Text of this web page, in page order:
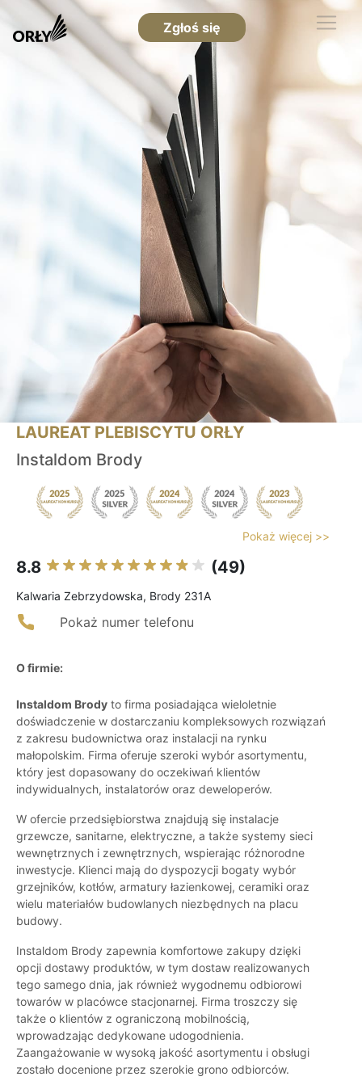
Zgłoś się
LAUREAT PLEBISCYTU ORŁY
Instaldom Brody
Pokaż więcej >>
8.8 (49)
Kalwaria Zebrzydowska, Brody 231A
Pokaż numer telefonu
O firmie:
Instaldom Brody to firma posiadająca wieloletnie
doświadczenie w dostarczaniu kompleksowych rozwiązań
z zakresu budownictwa oraz instalacji na rynku
małopolskim. Firma oferuje szeroki wybór asortymentu,
który jest dopasowany do oczekiwań klientów
indywidualnych, instalatorów oraz deweloperów.
W ofercie przedsiębiorstwa znajdują się instalacje
grzewcze, sanitarne, elektryczne, a także systemy sieci
wewnętrznych i zewnętrznych, wspierając różnorodne
inwestycje. Klienci mają do dyspozycji bogaty wybór
grzejników, kotłów, armatury łazienkowej, ceramiki oraz
wielu materiałów budowlanych niezbędnych na placu
budowy.
Instaldom Brody zapewnia komfortowe zakupy dzięki
opcji dostawy produktów, w tym dostaw realizowanych
tego samego dnia, jak również wygodnemu odbiorowi
towarów w placówce stacjonarnej. Firma troszczy się
także o klientów z ograniczoną mobilnością,
wprowadzając dedykowane udogodnienia.
Zaangażowanie w wysoką jakość asortymentu i obsługi
zostało docenione przez szerokie grono odbiorców.